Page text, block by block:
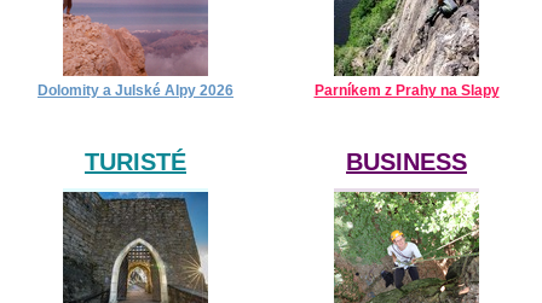
Dolomity a Julské Alpy 2026 Parníkem z Prahy na Slapy
TURISTÉ BUSINESS